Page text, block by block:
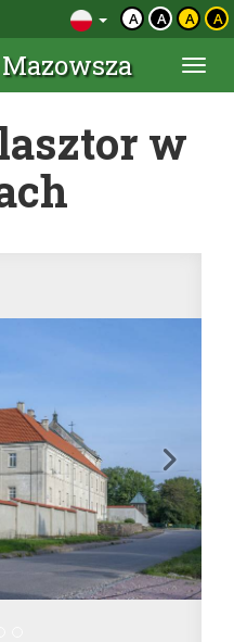
A A A A
w